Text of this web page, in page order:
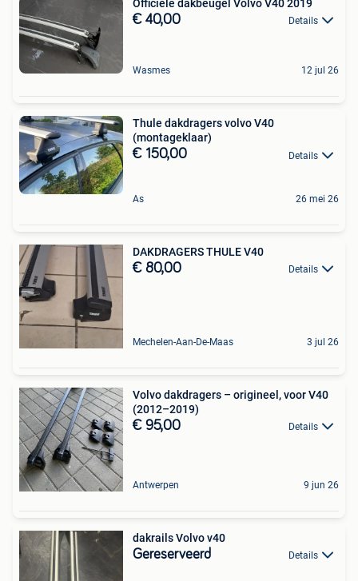
Officiële dakbeugel Volvo V40 2019
€ 40,00 Details
Wasmes 12 jul 26
Thule dakdragers volvo V40
(montageklaar)
€ 150,00 Details
As 26 mei 26
DAKDRAGERS THULE V40
€ 80,00 Details
Mechelen-Aan-De-Maas 3 jul 26
Volvo dakdragers – origineel, voor V40
(2012–2019)
€ 95,00 Details
Antwerpen 9 jun 26
dakrails Volvo v40
Gereserveerd Details